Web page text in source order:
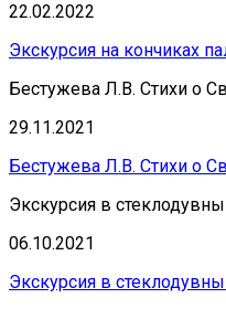
22.02.2022
Экскурсия на кончиках
Бестужева Л.В. Стихи о
29.11.2021
Бестужева Л.В. Стихи о
Экскурсия в
06.10.2021
Экскурсия в